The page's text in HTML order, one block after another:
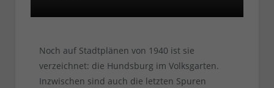
Noch auf Stadtplänen von 1940 ist sie
verzeichnet: die Hundsburg im Volksgarten.
Inzwischen sind auch die letzten Spuren